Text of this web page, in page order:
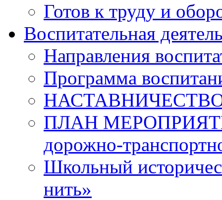
Готов к труду и
Воспитательная
Направления
Программа
ПЛАН МЕРОПРИЯТИЙ
дорожно-
Школьный
нить»